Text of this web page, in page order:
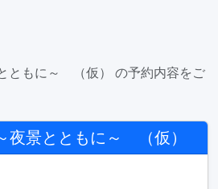
ともに～ （仮） の予約内容をご
夜景とともに～ （仮）